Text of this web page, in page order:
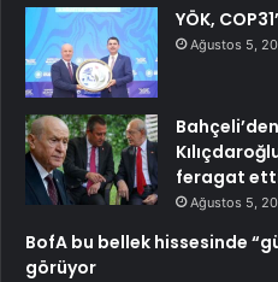
YÖK,
Ağustos 5,
feragat
Ağustos 5,
BofA bu bellek hissesinde
görüyor